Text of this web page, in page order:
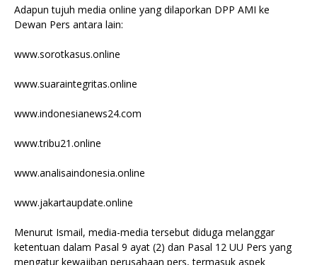
Adapun tujuh media online yang dilaporkan DPP AMI ke
Dewan Pers antara lain:
www.sorotkasus.online
www.suaraintegritas.online
www.indonesianews24.com
www.tribu21.online
www.analisaindonesia.online
www.jakartaupdate.online
Menurut Ismail, media-media tersebut diduga melanggar
ketentuan dalam Pasal 9 ayat (2) dan Pasal 12 UU Pers yang
mengatur kewajiban perusahaan pers, termasuk aspek